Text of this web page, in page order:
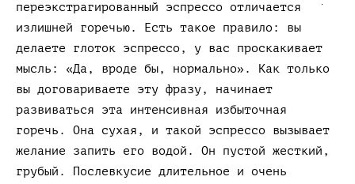
переэкстрагированный эспрессо отличается
излишней горечью. Есть такое правило: вы
делаете глоток эспрессо, у вас проскакивает
мысль: «Да, вроде бы, нормально». Как только
вы договариваете эту фразу, начинает
развиваться эта интенсивная избыточная
горечь. Она сухая, и такой эспрессо вызывает
желание запить его водой. Он пустой жесткий,
грубый. Послевкусие длительное и очень